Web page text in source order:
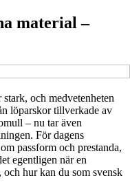
material –
och medvetenheten
löparskor tillverkade av
– nu tar även
För dagens
passform och prestanda,
egentligen när en
hur kan du som svensk